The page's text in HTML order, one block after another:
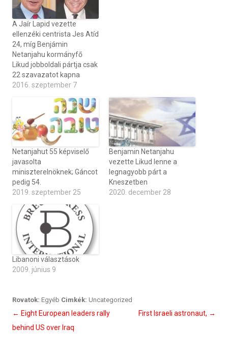
A Jaír Lapid vezette
ellenzéki centrista Jes Atíd
24, míg Benjámin
Netanjahu kormányfő
Likud jobboldali pártja csak
22 szavazatot kapna
2016. szeptember 7
Netanjahut 55 képviselő
javasolta
miniszterelnöknek; Gáncot
pedig 54.
2019. szeptember 25
Benjamin Netanjahu
vezette Likud lenne a
legnagyobb párt a
Kneszetben
2020. december 28
Libanoni választások
2009. június 9
Rovatok: Egyéb Cimkék: Uncategorized
Bejegyzés
navigáció
← Eight European leaders rally
behind US over Iraq
First Israeli astronaut, →